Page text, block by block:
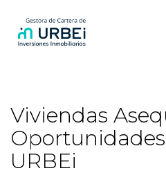
Viviendas
URBEi